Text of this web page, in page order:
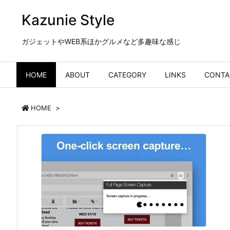
Kazunie Style
ガジェットやWEB系ほかグルメなど多趣味な感じ
HOME ABOUT CATEGORY LINKS
HOME >